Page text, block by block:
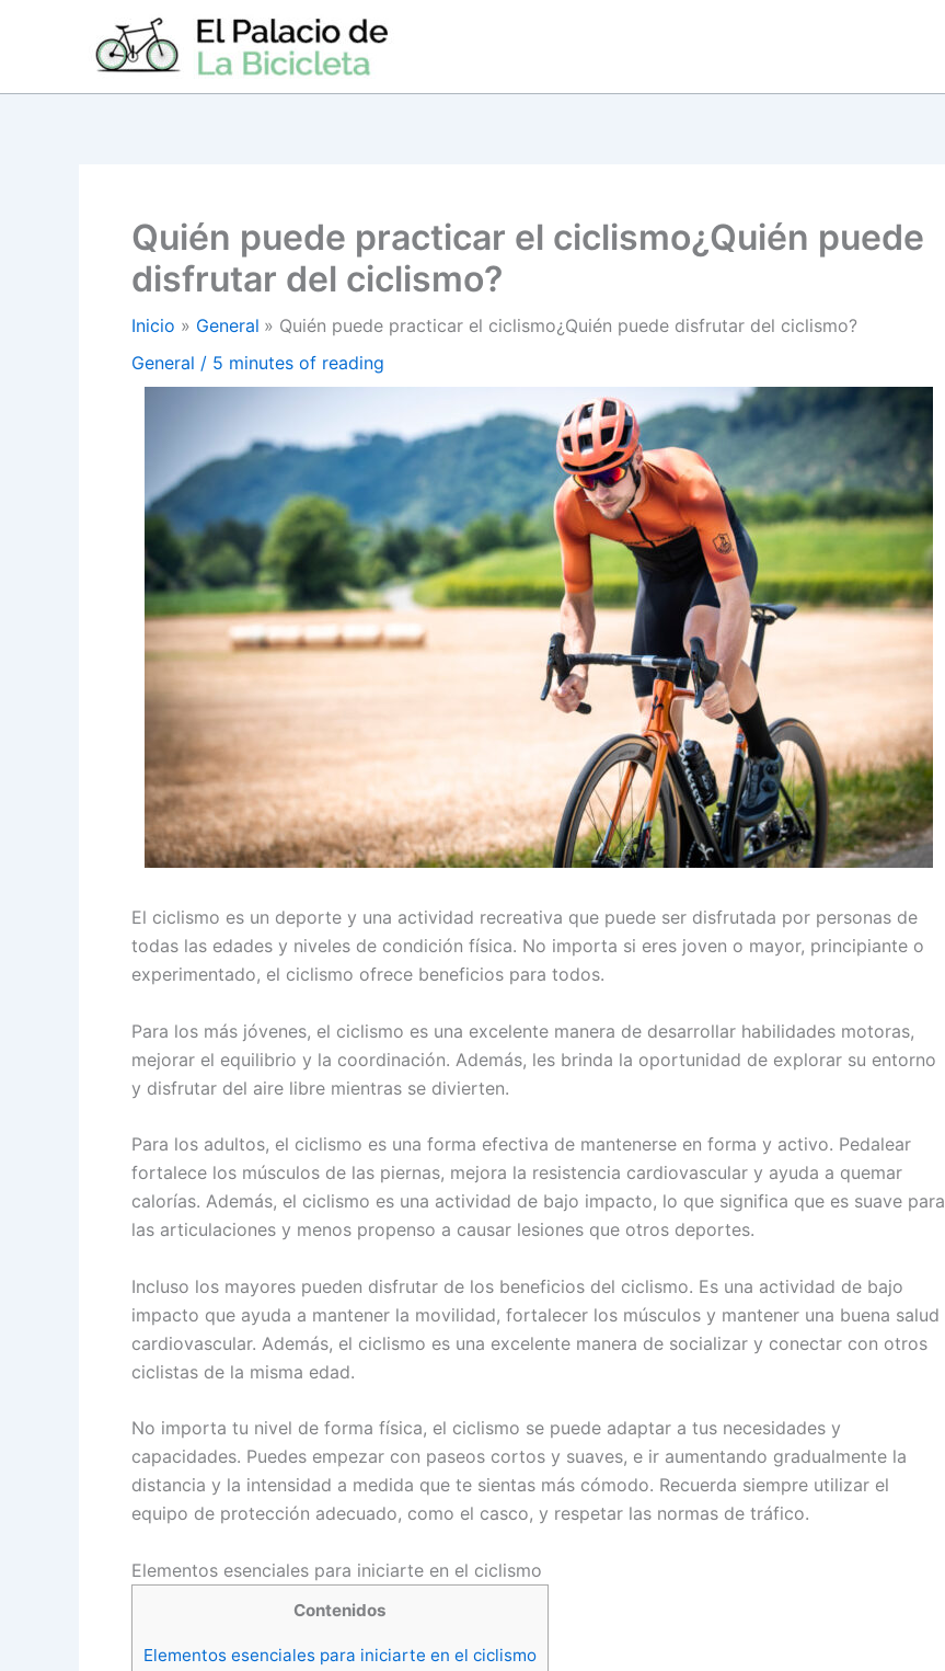
Quién puede practicar el ciclismo¿Quién puede
disfrutar del ciclismo?
Inicio General
Quién puede practicar el ciclismo¿Quién puede disfrutar del ciclismo?
General / 5 minutes of reading
El ciclismo es un deporte y una actividad recreativa que puede ser disfrutada por personas de
todas las edades y niveles de condición física. No importa si eres joven o mayor, principiante o
experimentado, el ciclismo ofrece beneficios para todos.
Para los más jóvenes, el ciclismo es una excelente manera de desarrollar habilidades motoras,
mejorar el equilibrio y la coordinación. Además, les brinda la oportunidad de explorar su entorno
y disfrutar del aire libre mientras se divierten.
Para los adultos, el ciclismo es una forma efectiva de mantenerse en forma y activo. Pedalear
fortalece los músculos de las piernas, mejora la resistencia cardiovascular y ayuda a quemar
calorías. Además, el ciclismo es una actividad de bajo impacto, lo que significa que es suave para
las articulaciones y menos propenso a causar lesiones que otros deportes.
Incluso los mayores pueden disfrutar de los beneficios del ciclismo. Es una actividad de bajo
impacto que ayuda a mantener la movilidad, fortalecer los músculos y mantener una buena salud
cardiovascular. Además, el ciclismo es una excelente manera de socializar y conectar con otros
ciclistas de la misma edad.
No importa tu nivel de forma física, el ciclismo se puede adaptar a tus necesidades y
capacidades. Puedes empezar con paseos cortos y suaves, e ir aumentando gradualmente la
distancia y la intensidad a medida que te sientas más cómodo. Recuerda siempre utilizar el
equipo de protección adecuado, como el casco, y respetar las normas de tráfico.
Elementos esenciales para iniciarte en el ciclismo
Contenidos
Elementos esenciales para iniciarte en el ciclismo